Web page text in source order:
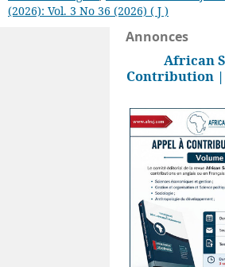
(2026): Vol. 3 No 36 (2026) ( J )
Annonces
African
Contribution |